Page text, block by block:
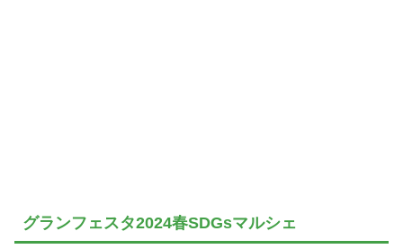
グランフェスタ2024春SDGsマルシェ